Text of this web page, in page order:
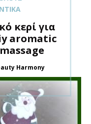
κερί για
aromatic
Harmony